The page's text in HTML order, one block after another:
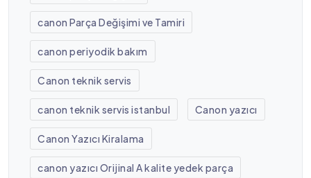
canon Parça Değişimi ve Tamiri
canon periyodik bakım
Canon teknik servis
canon teknik servis istanbul Canon yazıcı
Canon Yazıcı Kiralama
canon yazıcı Orijinal A kalite yedek parça